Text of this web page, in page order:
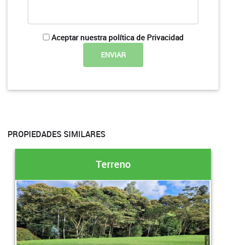
Aceptar nuestra política de Privacidad
PROPIEDADES SIMILARES
Terreno